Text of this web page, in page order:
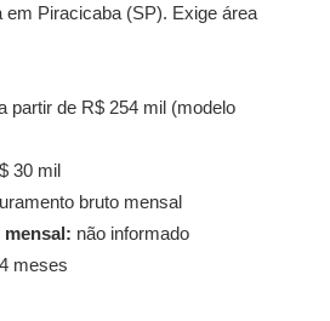
em Piracicaba (SP). Exige área
partir de R$ 254 mil (modelo
30 mil
bruto mensal
não informado
meses